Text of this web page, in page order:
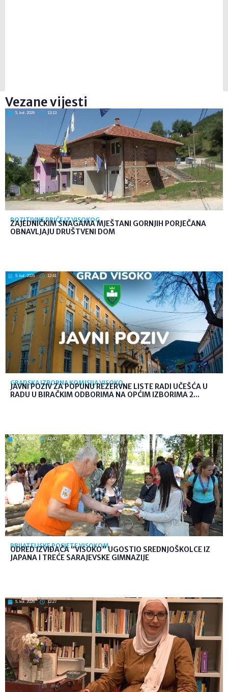
Vezane vijesti
5. kol. 2026 13:13
POZITIVNE PRIČE IZ VISOKOG
ZAJEDNIČKIM SNAGAMA MJEŠTANI GORNJIH PORJEČANA
OBNAVLJAJU DRUŠTVENI DOM
5. kol. 2026 12:41
GRADSKA IZBORNA KOMISIJA VISOKO
JAVNI POZIV ZA POPUNU REZERVNE LISTE RADI UČEŠĆA U
RADU U BIRAČKIM ODBORIMA NA OPĆIM IZBORIMA 2...
5. kol. 2026 12:40
PRIJATELJSKE POSJETE VISOKOM
ODRED IZVIĐAČA “VISOKO” UGOSTIO SREDNJOŠKOLCE IZ
JAPANA I TREĆE SARAJEVSKE GIMNAZIJE
5. kol. 2026 12:27